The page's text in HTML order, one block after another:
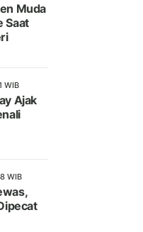
Muda
Saat
WIB
Ajak
WIB